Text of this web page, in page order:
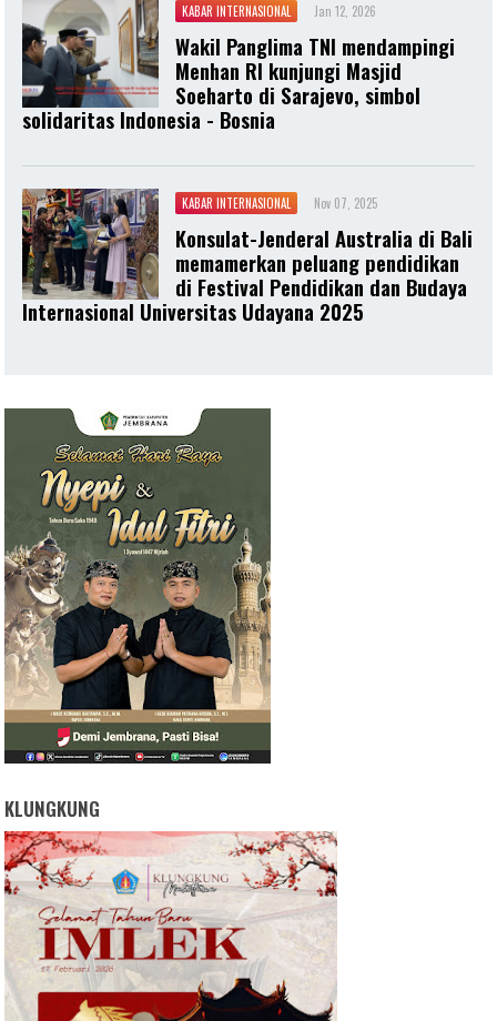
KABAR INTERNASIONAL Jan 12, 2026
Wakil Panglima TNI mendampingi
Menhan RI kunjungi Masjid
Soeharto di Sarajevo, simbol
solidaritas Indonesia - Bosnia
KABAR INTERNASIONAL Nov 07, 2025
Konsulat-Jenderal Australia di Bali
memamerkan peluang pendidikan
di Festival Pendidikan dan Budaya
Internasional Universitas Udayana 2025
KLUNGKUNG